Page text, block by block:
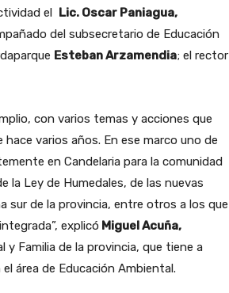
el Lic. Oscar Paniagua,
del subsecretario de Educación
Esteban Arzamendia; el rector
con varios temas y acciones que
varios años. En ese marco uno de
en Candelaria para la comunidad
la Ley de Humedales, de las nuevas
sur de la provincia, entre otros a los que
explicó Miguel Acuña,
Familia de la provincia, que tiene a
área de Educación Ambiental.